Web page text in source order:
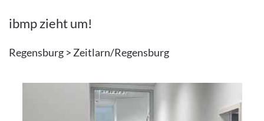
ibmp zieht um!
Regensburg > Zeitlarn/Regensburg